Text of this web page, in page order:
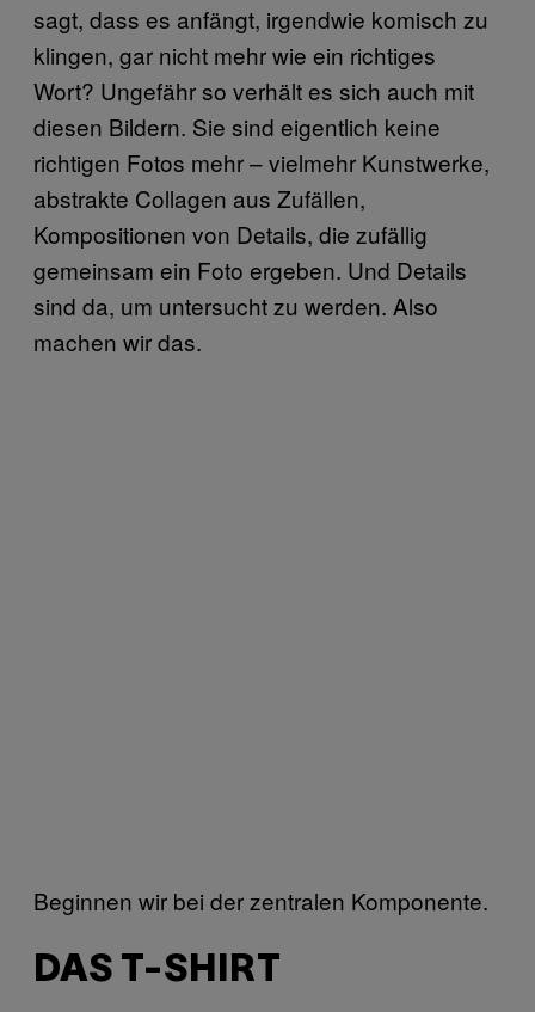
sagt, dass es anfängt, irgendwie komisch zu
klingen, gar nicht mehr wie ein richtiges
Wort? Ungefähr so verhält es sich auch mit
diesen Bildern. Sie sind eigentlich keine
richtigen Fotos mehr – vielmehr Kunstwerke,
abstrakte Collagen aus Zufällen,
Kompositionen von Details, die zufällig
gemeinsam ein Foto ergeben. Und Details
sind da, um untersucht zu werden. Also
machen wir das.
Beginnen wir bei der zentralen Komponente.
DAS T-SHIRT